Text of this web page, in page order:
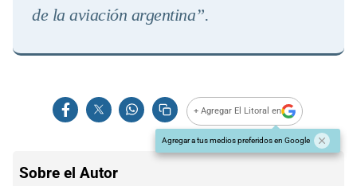
de la aviación argentina”.
+ Agregar El Litoral en
Agregar a tus medios preferidos en Google
Sobre el Autor